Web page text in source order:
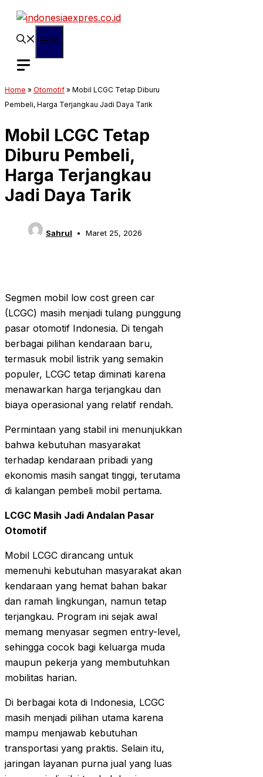
Langsung
Home » Otomotif » Mobil LCGC Tetap Diburu
Pembeli, Harga Terjangkau Jadi Daya Tarik
Mobil LCGC Tetap
Diburu Pembeli,
Harga Terjangkau
Jadi Daya Tarik
Sahrul Maret 25, 2026
Segmen mobil low cost green car
(LCGC) masih menjadi tulang punggung
pasar otomotif Indonesia. Di tengah
berbagai pilihan kendaraan baru,
termasuk mobil listrik yang semakin
populer, LCGC tetap diminati karena
menawarkan harga terjangkau dan
biaya operasional yang relatif rendah.
Permintaan yang stabil ini menunjukkan
bahwa kebutuhan masyarakat
terhadap kendaraan pribadi yang
ekonomis masih sangat tinggi, terutama
di kalangan pembeli mobil pertama.
LCGC Masih Jadi Andalan Pasar
Otomotif
Mobil LCGC dirancang untuk
memenuhi kebutuhan masyarakat akan
kendaraan yang hemat bahan bakar
dan ramah lingkungan, namun tetap
terjangkau. Program ini sejak awal
memang menyasar segmen entry-level,
sehingga cocok bagi keluarga muda
maupun pekerja yang membutuhkan
mobilitas harian.
Di berbagai kota di Indonesia, LCGC
masih menjadi pilihan utama karena
mampu menjawab kebutuhan
transportasi yang praktis. Selain itu,
jaringan layanan purna jual yang luas